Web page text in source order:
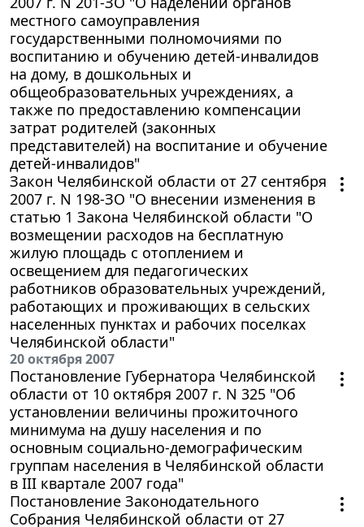
местного самоуправления
государственными полномочиями по
воспитанию и обучению детей-инвалидов
на дому, в дошкольных и
общеобразовательных учреждениях, а
также по предоставлению компенсации
затрат родителей (законных
представителей) на воспитание и обучение
детей-инвалидов"
Закон Челябинской области от 27 сентября
2007 г. N 198-ЗО "О внесении изменения в
статью 1 Закона Челябинской области "О
возмещении расходов на бесплатную
жилую площадь с отоплением и
освещением для педагогических
работников образовательных учреждений,
работающих и проживающих в сельских
населенных пунктах и рабочих поселках
Челябинской области"
20 октября 2007
Постановление Губернатора Челябинской
области от 10 октября 2007 г. N 325 "Об
установлении величины прожиточного
минимума на душу населения и по
основным социально-демографическим
группам населения в Челябинской области
в III квартале 2007 года"
Постановление Законодательного
Собрания Челябинской области от 27